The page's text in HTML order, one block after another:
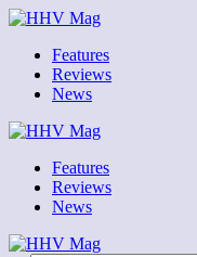
Features
Reviews
News
Features
Reviews
News